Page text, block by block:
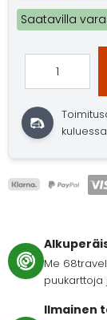
Saatavilla
Me
Ilmainen